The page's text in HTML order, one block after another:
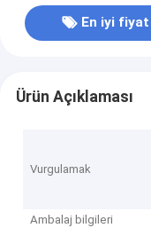
En iyi fiyat
Ürün Açıklaması
Vurgulamak
Ambalaj bilgileri